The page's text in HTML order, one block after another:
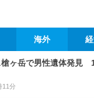
海外
ヶ岳で男性遺体発見
11分